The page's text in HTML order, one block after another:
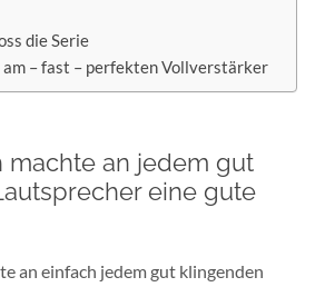
die Serie
am – fast – perfekten Vollverstärker
machte an jedem gut
eine gute
an einfach jedem gut klingenden